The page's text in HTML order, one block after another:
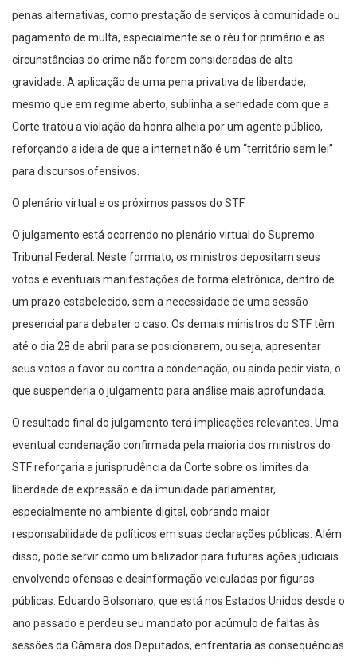
penas alternativas, como prestação de serviços à comunidade ou
pagamento de multa, especialmente se o réu for primário e as
circunstâncias do crime não forem consideradas de alta
gravidade. A aplicação de uma pena privativa de liberdade,
mesmo que em regime aberto, sublinha a seriedade com que a
Corte tratou a violação da honra alheia por um agente público,
reforçando a ideia de que a internet não é um “território sem lei”
para discursos ofensivos.
O plenário virtual e os próximos passos do STF
O julgamento está ocorrendo no plenário virtual do Supremo
Tribunal Federal. Neste formato, os ministros depositam seus
votos e eventuais manifestações de forma eletrônica, dentro de
um prazo estabelecido, sem a necessidade de uma sessão
presencial para debater o caso. Os demais ministros do STF têm
até o dia 28 de abril para se posicionarem, ou seja, apresentar
seus votos a favor ou contra a condenação, ou ainda pedir vista, o
que suspenderia o julgamento para análise mais aprofundada.
O resultado final do julgamento terá implicações relevantes. Uma
eventual condenação confirmada pela maioria dos ministros do
STF reforçaria a jurisprudência da Corte sobre os limites da
liberdade de expressão e da imunidade parlamentar,
especialmente no ambiente digital, cobrando maior
responsabilidade de políticos em suas declarações públicas. Além
disso, pode servir como um balizador para futuras ações judiciais
envolvendo ofensas e desinformação veiculadas por figuras
públicas. Eduardo Bolsonaro, que está nos Estados Unidos desde o
ano passado e perdeu seu mandato por acúmulo de faltas às
sessões da Câmara dos Deputados, enfrentaria as consequências